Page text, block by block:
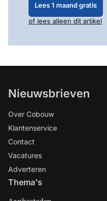
Lees 1 maand gratis
of lees alleen dit artikel
Nieuwsbrieven
Over Cobouw
Klantenservice
Contact
Vacatures
Adverteren
Thema's